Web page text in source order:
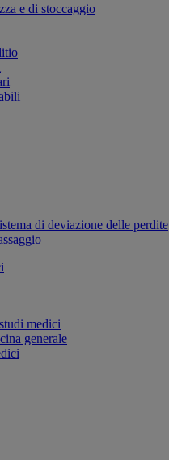
e di stoccaggio
di deviazione delle perdite
medici
generale